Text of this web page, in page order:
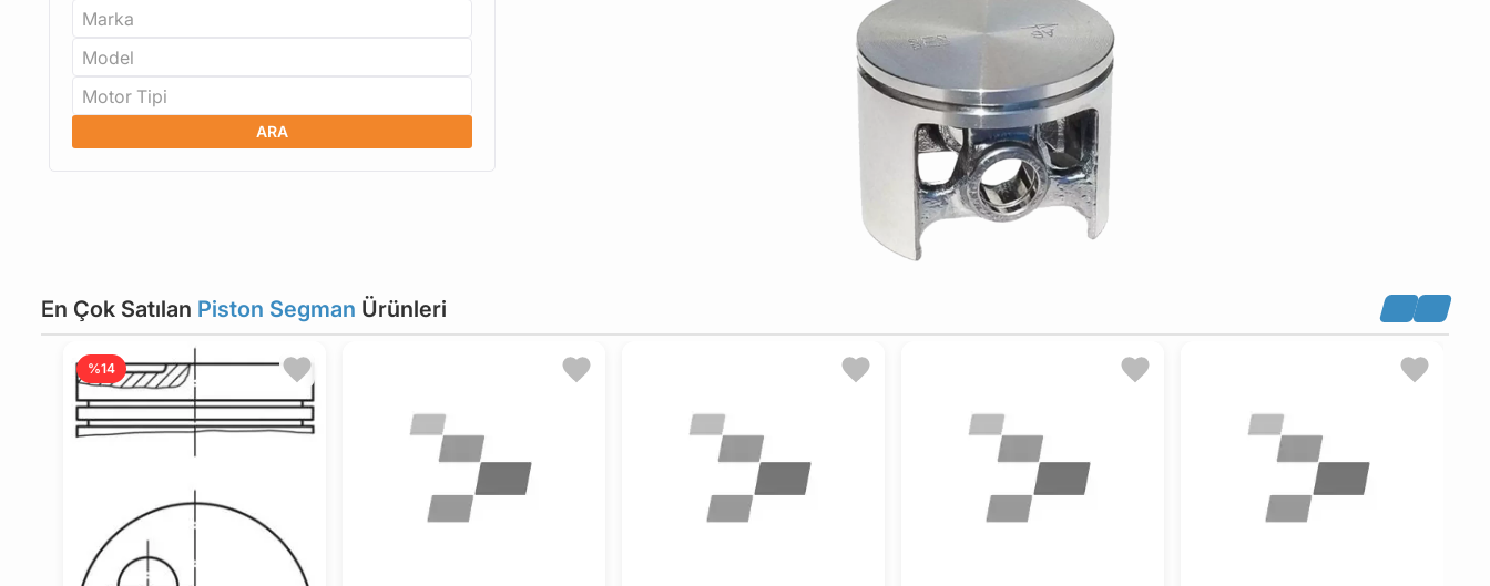
Marka
Model
Motor Tipi
ARA
En Çok Satılan Piston Segman Ürünleri
%14